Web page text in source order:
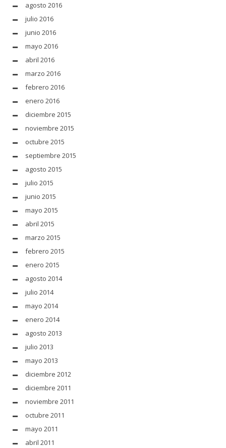
agosto 2016
julio 2016
junio 2016
mayo 2016
abril 2016
marzo 2016
febrero 2016
enero 2016
diciembre 2015
noviembre 2015
octubre 2015
septiembre 2015
agosto 2015
julio 2015
junio 2015
mayo 2015
abril 2015
marzo 2015
febrero 2015
enero 2015
agosto 2014
julio 2014
mayo 2014
enero 2014
agosto 2013
julio 2013
mayo 2013
diciembre 2012
diciembre 2011
noviembre 2011
octubre 2011
mayo 2011
abril 2011